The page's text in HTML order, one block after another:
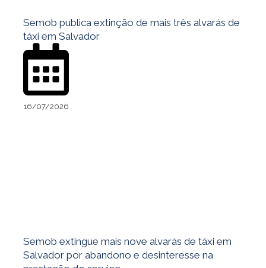
Semob publica extinção de mais três alvarás de
táxi em Salvador
16/07/2026
Semob extingue mais nove alvarás de táxi em
Salvador por abandono e desinteresse na